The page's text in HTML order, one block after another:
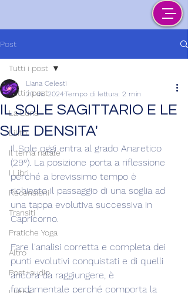
Post
Tutti i post
La Luna
Lilith
Il tema natale
I Libri
Recensioni
Transiti
Pratiche Yoga
Altro
Post+audio
Tutti i post
IL SOLE SAGITTARIO E LE
SUE DENSITA'
Liana Celesti
20 dic 2024Tempo di lettura: 2 min
Il Sole oggi entra al grado Anaretico
(29°). La posizione porta a riflessione
perché a brevissimo tempo è
richiesto il passaggio di una soglia ad
una tappa evolutiva successiva in
Capricorno.
Fare l'analisi corretta e completa dei
punti evolutivi conquistati e di quelli
ancora da raggiungere, è
fondamentale perché comporta la